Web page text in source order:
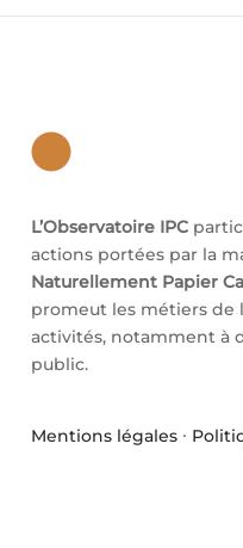
L’Observatoire IPC
actions portées par la
Naturellement Papier
promeut les métiers de
activités, notamment à
public.
Mentions légales ·